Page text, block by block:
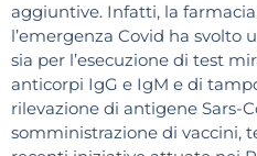
aggiuntive. Infatti, la
l’emergenza Covid ha svolto
sia per l’esecuzione di test
anticorpi IgG e IgM e di
rilevazione di antigene Sars-
somministrazione di vaccini,